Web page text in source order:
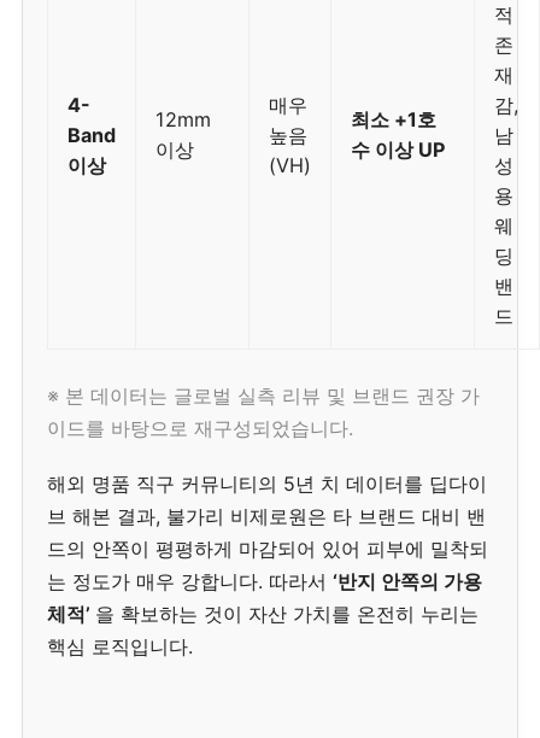
4-
Band
이상
12mm
이상
매우
높음
(VH)
최소 +1호
수 이상 UP
적
존
재
감,
남
성
용
웨
딩
밴
드
※ 본 데이터는 글로벌 실측 리뷰 및 브랜드 권장 가
이드를 바탕으로 재구성되었습니다.
해외 명품 직구 커뮤니티의 5년 치 데이터를 딥다이
브 해본 결과, 불가리 비제로원은 타 브랜드 대비 밴
드의 안쪽이 평평하게 마감되어 있어 피부에 밀착되
는 정도가 매우 강합니다. 따라서 ‘반지 안쪽의 가용
체적’ 을 확보하는 것이 자산 가치를 온전히 누리는
핵심 로직입니다.